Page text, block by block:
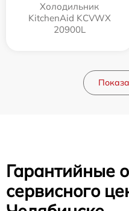
Холодильник
KitchenAid KCVWX
20900L
Гарантийные
сервисного